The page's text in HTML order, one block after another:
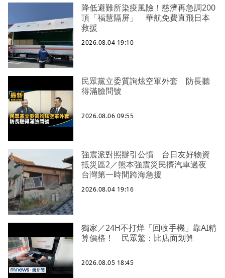
降低避難所染疫風險！慈濟再急調200
頂「福慧隔屏」 華航免費直飛日本
救援
2026.08.04 19:10
民眾黨立委質詢炫空軍外套 防長聽
得滿臉問號
2026.08.06 09:55
強震派對照辦引公憤 台日友好物資
抵災區2／熊本強震災民擠汽車過夜
台灣第一時間跨海急援
2026.08.04 19:16
獨家／24H不打烊「回收手機」靠AI精
算價格！ 民眾驚：比店面划算
2026.08.05 18:45